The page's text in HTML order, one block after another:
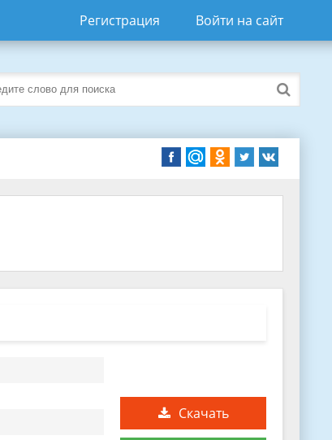
Регистрация Войти на сайт
Скачать